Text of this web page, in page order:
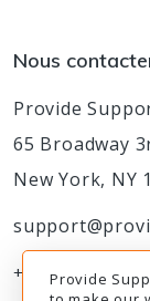
Nous
Provide
65 Broadway
New York, NY
+1-888-777-
Provide